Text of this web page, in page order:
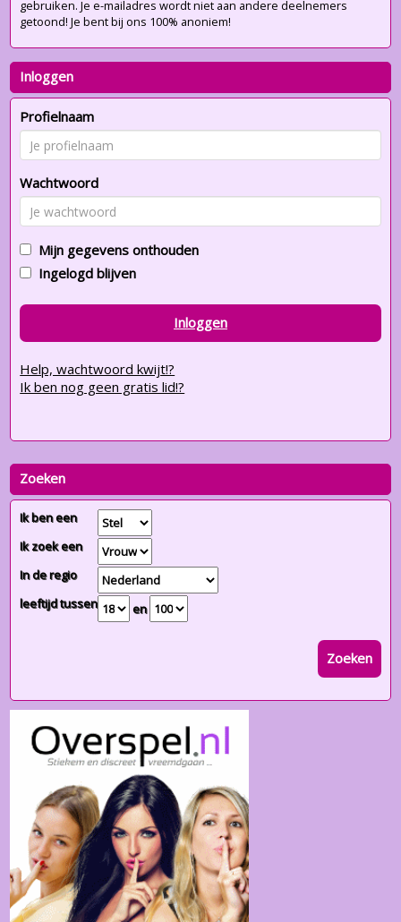
gebruiken. Je e-mailadres wordt niet aan andere deelnemers
getoond! Je bent bij ons 100% anoniem!
Inloggen
Profielnaam
Wachtwoord
Mijn gegevens onthouden
Ingelogd blijven
Inloggen
Help, wachtwoord kwijt!?
Ik ben nog geen gratis lid!?
Zoeken
Ik ben een
Ik zoek een
In de regio
leeftijd tussen
en
Zoeken